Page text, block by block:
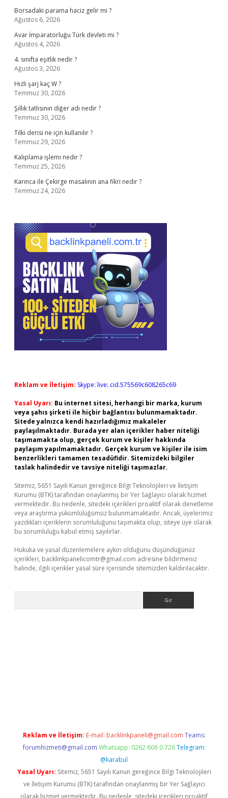
Borsadaki parama haciz gelir mi ?
Ağustos 6, 2026
Avar İmparatorluğu Türk devleti mi ?
Ağustos 4, 2026
4. sınıfta eşitlik nedir ?
Ağustos 3, 2026
Hızlı şarj kaç W ?
Temmuz 30, 2026
Şıllık tatlısının diğer adı nedir ?
Temmuz 30, 2026
Tilki derisi ne için kullanılır ?
Temmuz 29, 2026
Kalıplama işlemi nedir ?
Temmuz 25, 2026
Karınca ile Çekirge masalının ana fikri nedir ?
Temmuz 24, 2026
Reklam ve İletişim: Skype: live:.cid.575569c608265c69
Yasal Uyarı: Bu internet sitesi, herhangi bir marka, kurum
veya şahıs şirketi ile hiçbir bağlantısı bulunmamaktadır.
Sitede yalnızca kendi hazırladığımız makaleler
paylaşılmaktadır. Burada yer alan içerikler haber niteliği
taşımamakta olup, gerçek kurum ve kişiler hakkında
paylaşım yapılmamaktadır. Gerçek kurum ve kişiler ile isim
benzerlikleri tamamen tesadüfidir. Sitemizdeki bilgiler
taslak halindedir ve tavsiye niteliği taşımazlar.
Sitemiz, 5651 Sayılı Kanun gereğince Bilgi Teknolojileri ve İletişim
Kurumu (BTK) tarafından onaylanmış bir Yer Sağlayıcı olarak hizmet
vermektedir. Bu nedenle, sitedeki içerikleri proaktif olarak denetleme
veya araştırma yükümlülüğümüz bulunmamaktadır. Ancak, üyelerimiz
yazdıkları içeriklerin sorumluluğunu taşımakta olup, siteye üye olarak
bu sorumluluğu kabul etmiş sayılırlar.
Hukuka ve yasal düzenlemelere aykırı olduğunu düşündüğünüz
içerikleri, backlinkpanelicomtr@gmail.com adresine bildirmeniz
halinde, ilgili içerikler yasal süre içerisinde sitemizden kaldırılacaktır.
Reklam ve İletişim: E-mail: backlinkpaneli@gmail.com Teams:
forumhizmeti@gmail.com Whatsapp: 0262 606 0 726 Telegram:
@karabul
Yasal Uyarı: Sitemiz, 5651 Sayılı Kanun gereğince Bilgi Teknolojileri
ve İletişim Kurumu (BTK) tarafından onaylanmış bir Yer Sağlayıcı
olarak hizmet vermektedir. Bu nedenle, sitedeki içerikleri proaktif